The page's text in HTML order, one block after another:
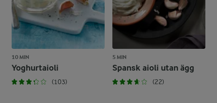
10 MIN
Yoghurtaioli
(103)
5 MIN
Spansk aioli utan ägg
(22)